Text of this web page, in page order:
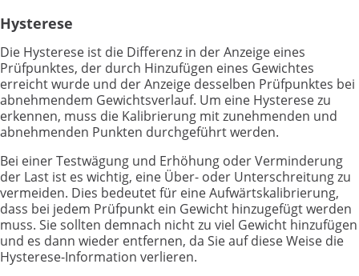
Hysterese
Die Hysterese ist die Differenz in der Anzeige eines
Prüfpunktes, der durch Hinzufügen eines Gewichtes
erreicht wurde und der Anzeige desselben Prüfpunktes bei
abnehmendem Gewichtsverlauf. Um eine Hysterese zu
erkennen, muss die Kalibrierung mit zunehmenden und
abnehmenden Punkten durchgeführt werden.
Bei einer Testwägung und Erhöhung oder Verminderung
der Last ist es wichtig, eine Über- oder Unterschreitung zu
vermeiden. Dies bedeutet für eine Aufwärtskalibrierung,
dass bei jedem Prüfpunkt ein Gewicht hinzugefügt werden
muss. Sie sollten demnach nicht zu viel Gewicht hinzufügen
und es dann wieder entfernen, da Sie auf diese Weise die
Hysterese-Information verlieren.